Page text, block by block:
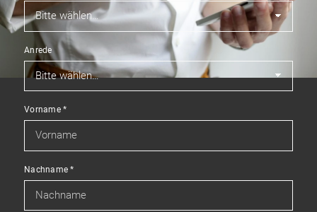
Anrede
Vorname*
Nachname*